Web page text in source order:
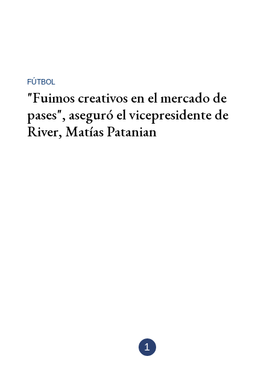
FÚTBOL
"Fuimos creativos en el mercado de
pases", aseguró el vicepresidente de
River, Matías Patanian
1